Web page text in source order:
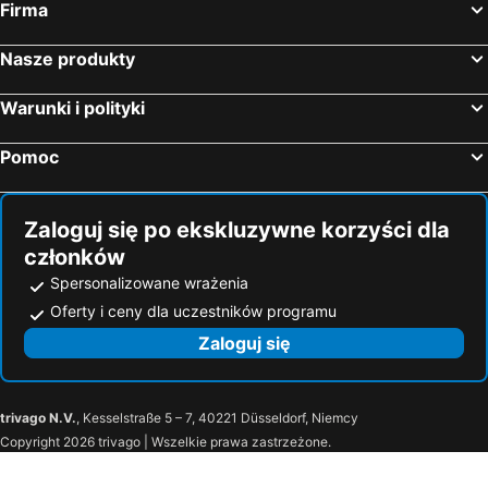
Plaża Rożnowska
Zalew Soliński
Adrenalina Park Radawa
Park Zdrojowy
Bieszczadzki Park Narodowy
Kąpielisko na Zalewem Krasnobrodzkim
Bulwary Dietla
Rynek
Bieszczady Forest Railway
Jaskinia Raj
Nowy Sącz Centrum
Jaworzyna
Jezioro Myczkowieckie Rezerwat Przyrody
Dworzec Główny
Szopowe
Jacnia - Stok Narciarski
Chełmowa Góra – Krasnobród
Planty
Muzeum Martyrologii Zamojszczyzny Rotunda
Park Miejski
Janowice
Kilińskiego
Firma
Nasze produkty
Warunki i polityki
Pomoc
Zaloguj się po ekskluzywne korzyści dla
członków
Spersonalizowane wrażenia
Oferty i ceny dla uczestników programu
Zaloguj się
trivago N.V., Kesselstraße 5 – 7, 40221 Düsseldorf, Niemcy
Copyright 2026 trivago | Wszelkie prawa zastrzeżone.